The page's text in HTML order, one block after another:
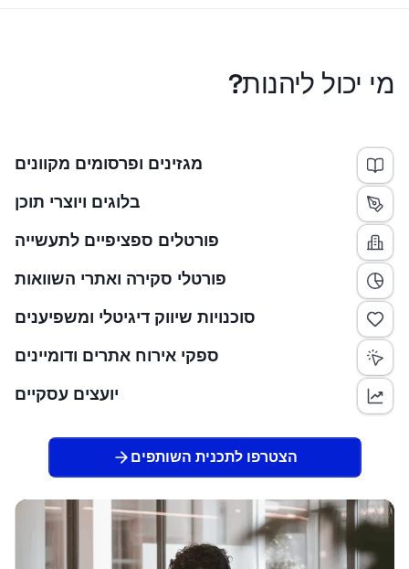
מי יכול ליהנות?
מגזינים ופרסומים מקוונים
בלוגים ויוצרי תוכן
פורטלים ספציפיים לתעשייה
פורטלי סקירה ואתרי השוואות
סוכנויות שיווק דיגיטלי ומשפיענים
ספקי אירוח אתרים ודומיינים
יועצים עסקיים
הצטרפו לתכנית השותפים